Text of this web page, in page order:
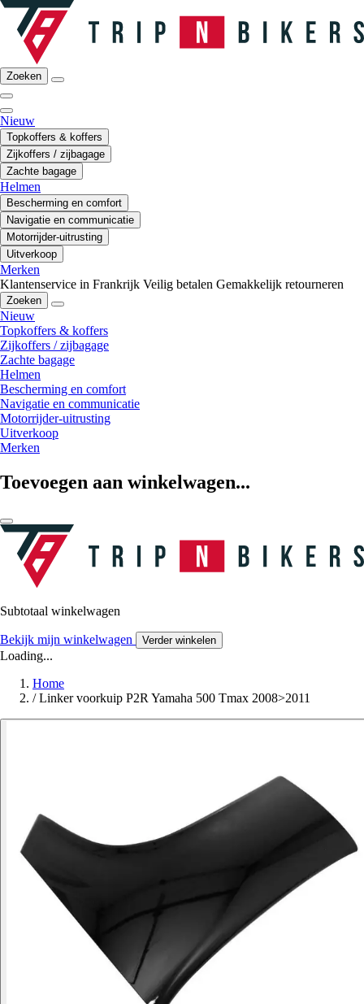
Zoeken
Nieuw
Topkoffers & koffers
Zijkoffers / zijbagage
Zachte bagage
Helmen
Bescherming en comfort
Navigatie en communicatie
Motorrijder-uitrusting
Uitverkoop
Merken
Klantenservice in Frankrijk Veilig betalen Gemakkelijk retourneren
Zoeken
Nieuw
Topkoffers & koffers
Zijkoffers / zijbagage
Zachte bagage
Helmen
Bescherming en comfort
Navigatie en communicatie
Motorrijder-uitrusting
Uitverkoop
Merken
Toevoegen aan winkelwagen...
Subtotaal winkelwagen
Bekijk mijn winkelwagen Verder winkelen
Loading...
Home
/ Linker voorkuip P2R Yamaha 500 Tmax 2008>2011